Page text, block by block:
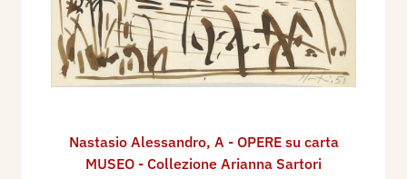
Nastasio Alessandro, A - OPERE su carta
MUSEO - Collezione Arianna Sartori